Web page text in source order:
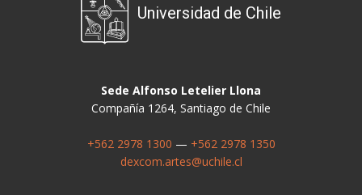
Universidad de Chile
Sede Alfonso Letelier Llona
Compañía 1264, Santiago de Chile
+562 2978 1300 — +562 2978 1350
dexcom.artes@uchile.cl